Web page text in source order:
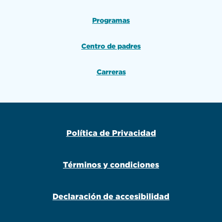
Programas
Centro de padres
Carreras
Política de Privacidad
Términos y condiciones
Declaración de accesibilidad